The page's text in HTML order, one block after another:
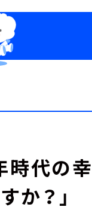
時代の
か？」